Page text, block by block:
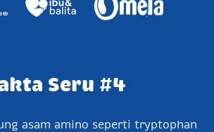
Seru #4
asam amino seperti tryptophan